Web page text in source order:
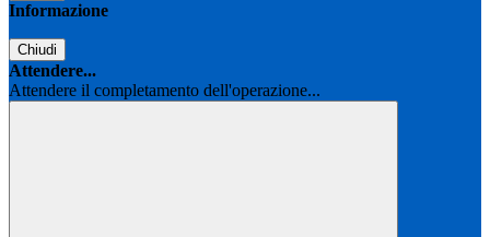
Informazione
Chiudi
Attendere...
Attendere il completamento dell'operazione...